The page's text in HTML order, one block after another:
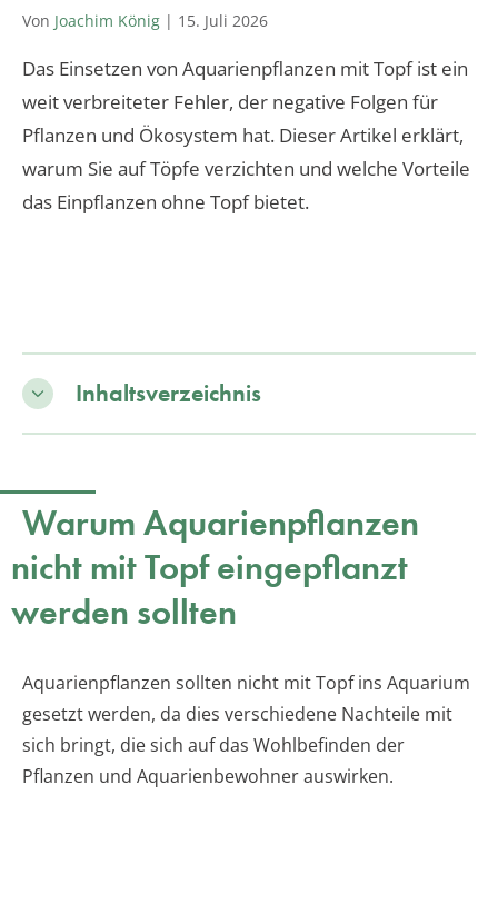
Von Joachim König | 15. Juli 2026
Das Einsetzen von Aquarienpflanzen mit Topf ist ein
weit verbreiteter Fehler, der negative Folgen für
Pflanzen und Ökosystem hat. Dieser Artikel erklärt,
warum Sie auf Töpfe verzichten und welche Vorteile
das Einpflanzen ohne Topf bietet.
Inhaltsverzeichnis
Warum Aquarienpflanzen
nicht mit Topf eingepflanzt
werden sollten
Aquarienpflanzen sollten nicht mit Topf ins Aquarium
gesetzt werden, da dies verschiedene Nachteile mit
sich bringt, die sich auf das Wohlbefinden der
Pflanzen und Aquarienbewohner auswirken.